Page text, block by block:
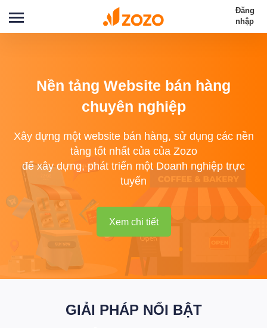
Đăng
nhập
Nền tảng Website bán hàng
chuyên nghiệp
Xây dựng một website bán hàng, sử dụng các nền
tảng tốt nhất của của Zozo
để xây dựng, phát triển một Doanh nghiệp trực
tuyến
Xem chi tiết
GIẢI PHÁP NỔI BẬT